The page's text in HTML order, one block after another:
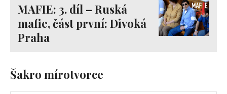
MAFIE: 3. díl – Ruská
mafie, část první: Divoká
Praha
Šakro mírotvorce